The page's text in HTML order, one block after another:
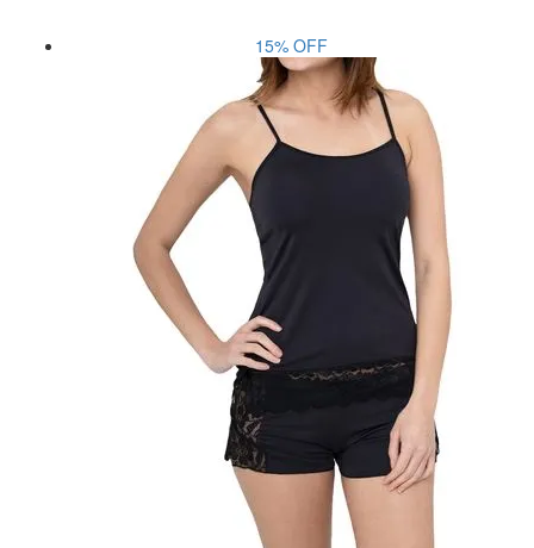
15% OFF